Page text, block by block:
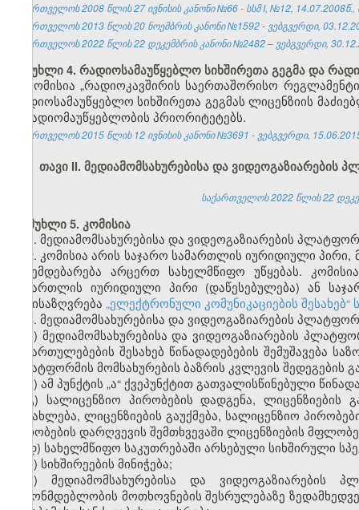
საქართველოს 2008 წლის 27 ივნისის კანონი №66 - სსმ I, №12, 14.07.2008წ.,
საქართველოს 2013 წლის 20 ნოემბრის კანონი №1592 - ვებგვერდი,
საქართველოს 2022 წლის 22 დეკემბრის კანონი №2482 – ვებგვერდი,
მუხლი 4. რადიოსამაუწყებლო სიხშირეთა გეგმა და
კომისია „რადიოკავშირის საერთაშორისო
რადიოსამაუწყებლო სიხშირეთა გეგმას ლიცენზიის
– რადიომაუწყებლობის პრიორიტეტებს.
საქართველოს 2015 წლის 12 ივნისის კანონი №3691 - ვებგვერდი,
თავი II. მედიამომსახურებისა და ვიდეოგაზიარების
საქართველოს 2022 წლის 22
მუხლი 5. კომისია
1. მედიამომსახურებისა და ვიდეოგაზიარების
2. კომისია არის საჯარო სამართლის იურიდიული
ექვემდებარება არცერთ სახელმწიფო უწყებას.
სამართლის იურიდიული პირი (დაწესებულება) ან
განისაზღვრება „ელექტრონული კომუნიკაციების
3. მედიამომსახურებისა და ვიდეოგაზიარების
ა) მედიამომსახურებისა და ვიდეოგაზიარების
მიმართულებების შესახებ წინადადებების შემუშავება
პლატფორმის მომსახურების ბაზრის კვლევის შედეგების
ბ) ამ პუნქტის „ა“ ქვეპუნქტით გათვალისწინებული
გ) სალიცენზიო პირობების დადგენა, ლიცენზიების
განახლება, ლიცენზიების გაუქმება, სალიცენზიო
პირობების დარღვევის შემთხვევაში ლიცენზიების
დ) სახელმწიფო საკუთრებაში არსებული სიხშირული
ე) სიხშირეების მინიჭება;
ვ) მედიამომსახურებისა და ვიდეოგაზიარების
კანონმდებლობის მოთხოვნების შესრულებაზე